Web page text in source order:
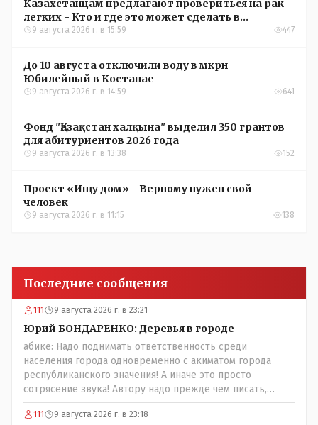
Казахстанцам предлагают провериться на рак
легких - Кто и где это может сделать в
Костанайской области
9 августа 2026 г. в 15:59 447
До 10 августа отключили воду в мкрн
Юбилейный в Костанае
9 августа 2026 г. в 14:59 641
Фонд "Қазақстан халқына" выделил 350 грантов
для абитуриентов 2026 года
9 августа 2026 г. в 13:38 152
Проект «Ищу дом» - Верному нужен свой
человек
9 августа 2026 г. в 11:15 138
Последние сообщения
111 9 августа 2026 г. в 23:21
Юрий БОНДАРЕНКО: Деревья в городе
абике: Надо поднимать ответственность среди
населения города одновременно с акиматом города
республиканского значения! А иначе это просто
сотрясение звука! Автору надо прежде чем писать,
необходимо самому обратиться в ЖКХ акимата и
разобраться прежде чем своей статьей провоцировать
111 9 августа 2026 г. в 23:18